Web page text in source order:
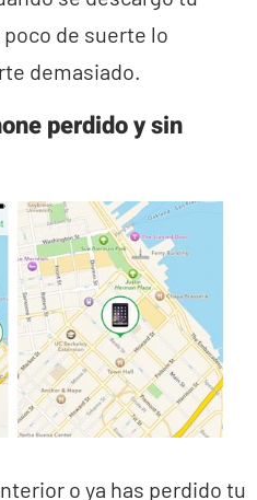
de suerte lo
demasiado.
perdido y sin
o ya has perdido tu